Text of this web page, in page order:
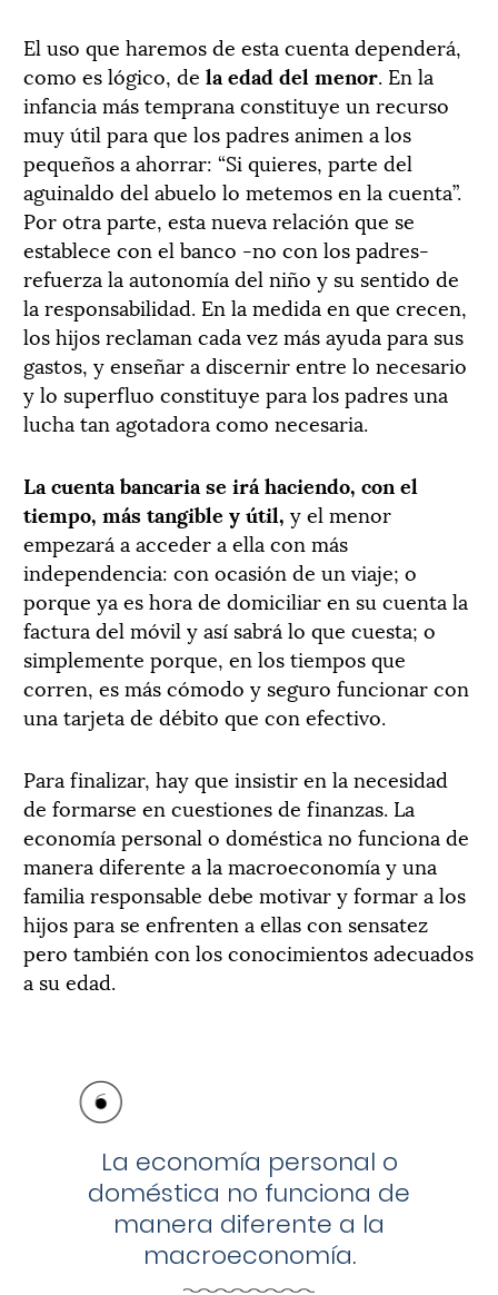
El uso que haremos de esta cuenta dependerá,
como es lógico, de la edad del menor. En la
infancia más temprana constituye un recurso
muy útil para que los padres animen a los
pequeños a ahorrar: “Si quieres, parte del
aguinaldo del abuelo lo metemos en la cuenta”.
Por otra parte, esta nueva relación que se
establece con el banco -no con los padres-
refuerza la autonomía del niño y su sentido de
la responsabilidad. En la medida en que crecen,
los hijos reclaman cada vez más ayuda para sus
gastos, y enseñar a discernir entre lo necesario
y lo superfluo constituye para los padres una
lucha tan agotadora como necesaria.
La cuenta bancaria se irá haciendo, con el
tiempo, más tangible y útil, y el menor
empezará a acceder a ella con más
independencia: con ocasión de un viaje; o
porque ya es hora de domiciliar en su cuenta la
factura del móvil y así sabrá lo que cuesta; o
simplemente porque, en los tiempos que
corren, es más cómodo y seguro funcionar con
una tarjeta de débito que con efectivo.
Para finalizar, hay que insistir en la necesidad
de formarse en cuestiones de finanzas. La
economía personal o doméstica no funciona de
manera diferente a la macroeconomía y una
familia responsable debe motivar y formar a los
hijos para se enfrenten a ellas con sensatez
pero también con los conocimientos adecuados
a su edad.
La economía personal o
doméstica no funciona de
manera diferente a la
macroeconomía.